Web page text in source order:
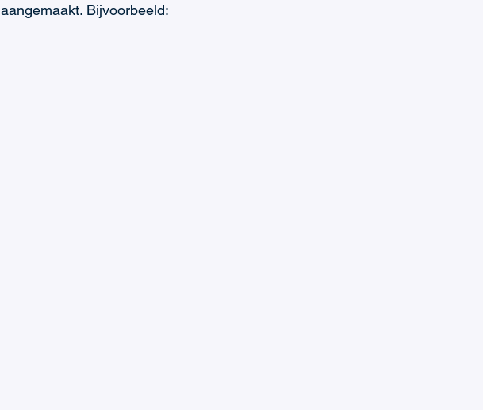
aangemaakt. Bijvoorbeeld: